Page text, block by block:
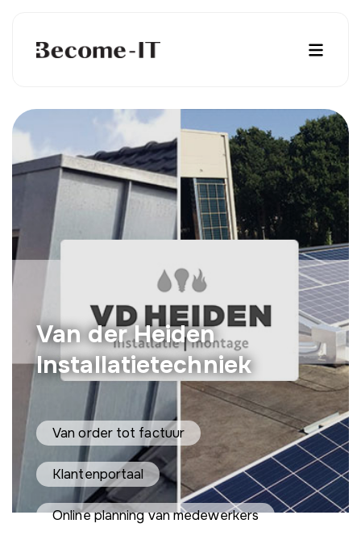
Van der Heiden
Installatietechniek
Van order tot factuur
Klantenportaal
Online planning van medewerkers